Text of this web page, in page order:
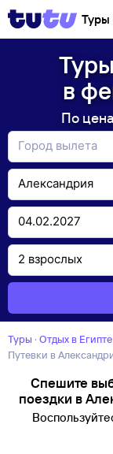
Туры
в
По
Туры · Отдых в Египте
Путевки в
Спешите
поездки в